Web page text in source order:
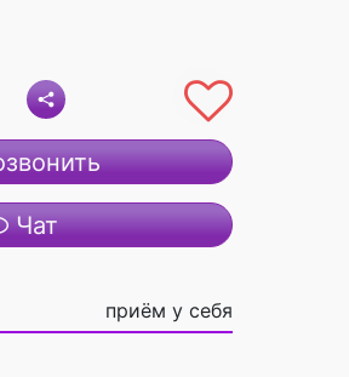
Чат
приём у себя